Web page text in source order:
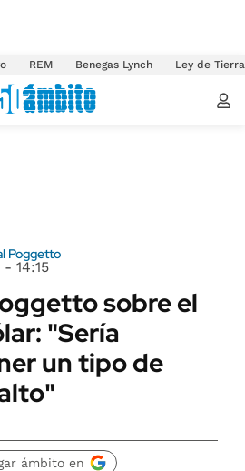
REM Benegas Lynch Ley de
Poggetto
14:15
sobre el
"Sería
un tipo de
ámbito en